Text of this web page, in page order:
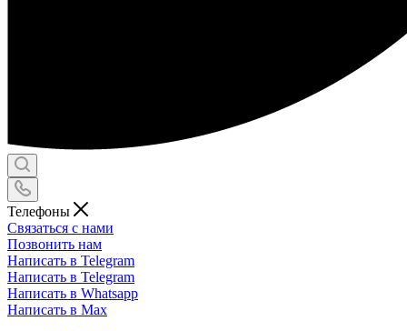
Телефоны
Связаться с нами
Позвонить нам
Написать в Telegram
Написать в Telegram
Написать в Whatsapp
Написать в Max